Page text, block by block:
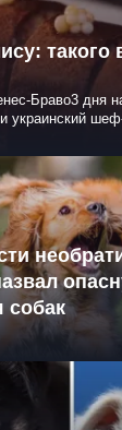
такого
Браво3 дня
украинский
собак